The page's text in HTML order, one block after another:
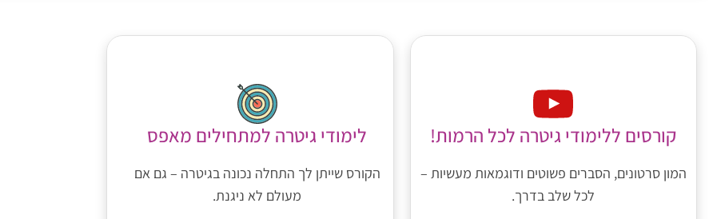
קורסים ללימודי גיטרה לכל הרמות!
המון סרטונים, הסברים פשוטים ודוגמאות מעשיות –
לכל שלב בדרך.
לימודי גיטרה למתחילים מאפס
הקורס שייתן לך התחלה נכונה בגיטרה – גם אם
מעולם לא ניגנת.